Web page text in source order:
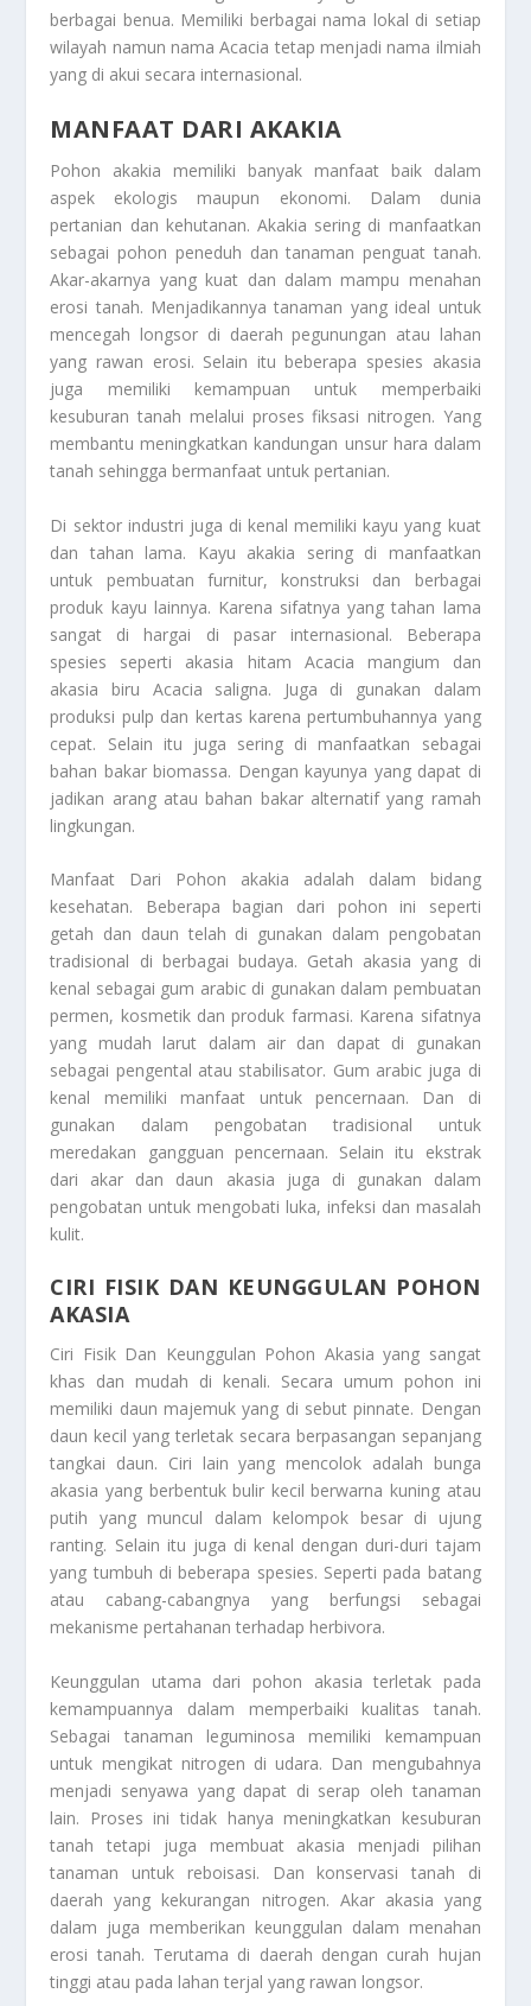
berbagai benua. Memiliki berbagai nama lokal di setiap
wilayah namun namaAcacia tetap menjadi nama ilmiah
yang di akui secara internasional.
MANFAAT DARI AKAKIA
Pohon akakia memiliki banyak manfaat baik dalam
aspek ekologis maupun ekonomi. Dalam dunia
pertanian dan kehutanan. Akakia sering di manfaatkan
sebagai pohon peneduh dan tanaman penguat tanah.
Akar-akarnya yang kuat dan dalam mampu menahan
erosi tanah. Menjadikannya tanaman yang ideal untuk
mencegah longsor di daerah pegunungan atau lahan
yang rawan erosi. Selain itu beberapa spesies akasia
juga memiliki kemampuan untuk memperbaiki
kesuburan tanah melalui proses fiksasi nitrogen. Yang
membantu meningkatkan kandungan unsur hara dalam
tanah sehingga bermanfaat untuk pertanian.
Di sektor industri juga di kenal memiliki kayu yang kuat
dan tahan lama. Kayu akakia sering di manfaatkan
untuk pembuatan furnitur, konstruksi dan berbagai
produk kayu lainnya. Karena sifatnya yang tahan lama
sangat di hargai di pasar internasional. Beberapa
spesies seperti akasia hitam Acacia mangium dan
akasia biru Acacia saligna. Juga di gunakan dalam
produksi pulp dan kertas karena pertumbuhannya yang
cepat. Selain itu juga sering di manfaatkan sebagai
bahan bakar biomassa. Dengan kayunya yang dapat di
jadikan arang atau bahan bakar alternatif yang ramah
lingkungan.
Manfaat Dari Pohon akakia adalah dalam bidang
kesehatan. Beberapa bagian dari pohon ini seperti
getah dan daun telah di gunakan dalam pengobatan
tradisional di berbagai budaya. Getah akasia yang di
kenal sebagai gum arabic di gunakan dalam pembuatan
permen, kosmetik dan produk farmasi. Karena sifatnya
yang mudah larut dalam air dan dapat di gunakan
sebagai pengental atau stabilisator. Gum arabic juga di
kenal memiliki manfaat untuk pencernaan. Dan di
gunakan dalam pengobatan tradisional untuk
meredakan gangguan pencernaan. Selain itu ekstrak
dari akar dan daun akasia juga di gunakan dalam
pengobatan untuk mengobati luka, infeksi dan masalah
kulit.
CIRI FISIK DAN KEUNGGULAN POHON
AKASIA
Ciri Fisik Dan Keunggulan Pohon Akasia yang sangat
khas dan mudah di kenali. Secara umum pohon ini
memiliki daun majemuk yang di sebut pinnate. Dengan
daun kecil yang terletak secara berpasangan sepanjang
tangkai daun. Ciri lain yang mencolok adalah bunga
akasia yang berbentuk bulir kecil berwarna kuning atau
putih yang muncul dalam kelompok besar di ujung
ranting. Selain itu juga di kenal dengan duri-duri tajam
yang tumbuh di beberapa spesies. Seperti pada batang
atau cabang-cabangnya yang berfungsi sebagai
mekanisme pertahanan terhadap herbivora.
Keunggulan utama dari pohon akasia terletak pada
kemampuannya dalam memperbaiki kualitas tanah.
Sebagai tanaman leguminosa memiliki kemampuan
untuk mengikat nitrogen di udara. Dan mengubahnya
menjadi senyawa yang dapat di serap oleh tanaman
lain. Proses ini tidak hanya meningkatkan kesuburan
tanah tetapi juga membuat akasia menjadi pilihan
tanaman untuk reboisasi. Dan konservasi tanah di
daerah yang kekurangan nitrogen. Akar akasia yang
dalam juga memberikan keunggulan dalam menahan
erosi tanah. Terutama di daerah dengan curah hujan
tinggi atau pada lahan terjal yang rawan longsor.